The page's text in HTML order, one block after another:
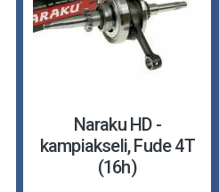
Naraku HD -
kampiakseli, Fude 4T
(16h)